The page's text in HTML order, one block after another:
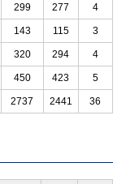
299 277 4
143 115 3
320 294 4
450 423 5
2737 2441 36